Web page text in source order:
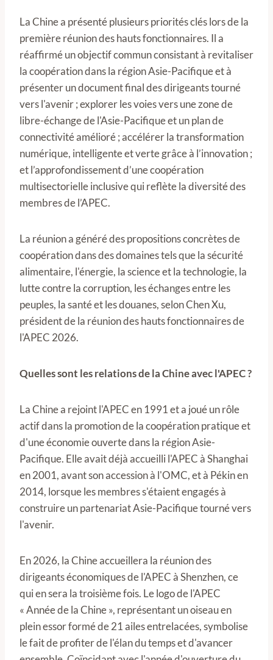
La Chine a présenté plusieurs priorités clés lors de la
première réunion des hauts fonctionnaires. Il a
réaffirmé un objectif commun consistant à revitaliser
la coopération dans la région Asie-Pacifique et à
présenter un document final des dirigeants tourné
vers l'avenir ; explorer les voies vers une zone de
libre-échange de l'Asie-Pacifique et un plan de
connectivité amélioré ; accélérer la transformation
numérique, intelligente et verte grâce à l’innovation ;
et l’approfondissement d’une coopération
multisectorielle inclusive qui reflète la diversité des
membres de l’APEC.
La réunion a généré des propositions concrètes de
coopération dans des domaines tels que la sécurité
alimentaire, l'énergie, la science et la technologie, la
lutte contre la corruption, les échanges entre les
peuples, la santé et les douanes, selon Chen Xu,
président de la réunion des hauts fonctionnaires de
l'APEC 2026.
Quelles sont les relations de la Chine avec l'APEC ?
La Chine a rejoint l'APEC en 1991 et a joué un rôle
actif dans la promotion de la coopération pratique et
d'une économie ouverte dans la région Asie-
Pacifique. Elle avait déjà accueilli l'APEC à Shanghai
en 2001, avant son accession à l'OMC, et à Pékin en
2014, lorsque les membres s'étaient engagés à
construire un partenariat Asie-Pacifique tourné vers
l'avenir.
En 2026, la Chine accueillera la réunion des
dirigeants économiques de l'APEC à Shenzhen, ce
qui en sera la troisième fois. Le logo de l'APEC
« Année de la Chine », représentant un oiseau en
plein essor formé de 21 ailes entrelacées, symbolise
le fait de profiter de l'élan du temps et d'avancer